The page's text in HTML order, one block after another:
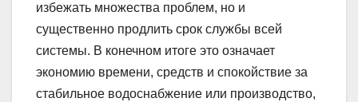
избежать множества проблем, но и
существенно продлить срок службы всей
системы. В конечном итоге это означает
экономию времени, средств и спокойствие за
стабильное водоснабжение или производство,